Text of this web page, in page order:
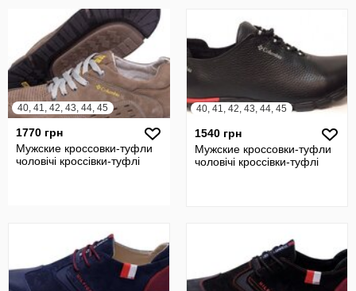
40, 41, 42, 43, 44, 45
1770 грн
Мужские кроссовки-туфли
чоловічі кроссівки-туфлі
40, 41, 42, 43, 44, 45
1540 грн
Мужские кроссовки-туфли
чоловічі кроссівки-туфлі